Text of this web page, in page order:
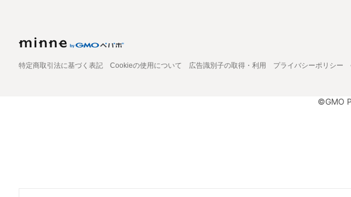
特定商取引法に基づく表記 Cookieの使用について 広告識別子の取得・利用 プライバシーポリシー
©GMO